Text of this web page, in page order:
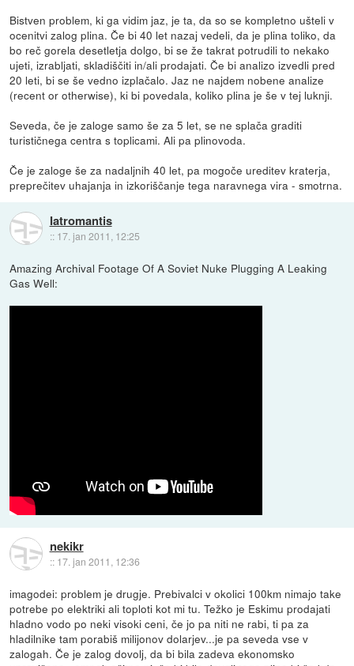
Bistven problem, ki ga vidim jaz, je ta, da so se kompletno ušteli v
ocenitvi zalog plina. Če bi 40 let nazaj vedeli, da je plina toliko, da
bo reč gorela desetletja dolgo, bi se že takrat potrudili to nekako
ujeti, izrabljati, skladiščiti in/ali prodajati. Če bi analizo izvedli pred
20 leti, bi se še vedno izplačalo. Jaz ne najdem nobene analize
(recent or otherwise), ki bi povedala, koliko plina je še v tej luknji.
Seveda, če je zaloge samo še za 5 let, se ne splača graditi
turističnega centra s toplicami. Ali pa plinovoda.
Če je zaloge še za nadaljnih 40 let, pa mogoče ureditev kraterja,
preprečitev uhajanja in izkoriščanje tega naravnega vira - smotrna.
Iatromantis
:: 17. jan 2011, 12:25
Amazing Archival Footage Of A Soviet Nuke Plugging A Leaking
Gas Well:
nekikr
:: 17. jan 2011, 12:36
imagodei: problem je drugje. Prebivalci v okolici 100km nimajo take
potrebe po elektriki ali toploti kot mi tu. Težko je Eskimu prodajati
hladno vodo po neki visoki ceni, če jo pa niti ne rabi, ti pa za
hladilnike tam porabiš milijonov dolarjev...je pa seveda vse v
zalogah. Če je zalog dovolj, da bi bila zadeva ekonomsko